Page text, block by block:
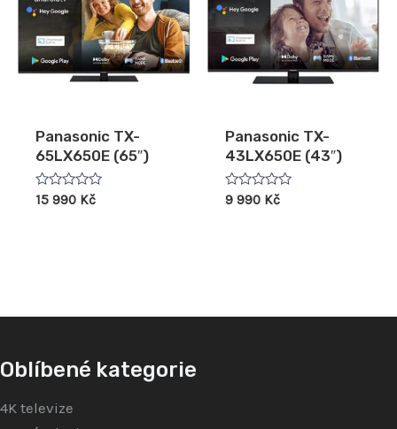
Panasonic TX-
65LX650E (65″)
Hodnocení
15 990 Kč
Panasonic TX-
43LX650E (43″)
Hodnocení
9 990 Kč
Oblíbené kategorie
4K televize